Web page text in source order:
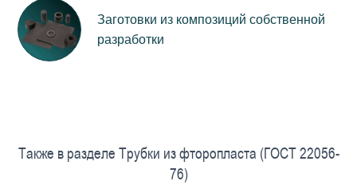
Заготовки из композиций собственной
разработки
Также в разделе Трубки из фторопласта (ГОСТ 22056-
76)